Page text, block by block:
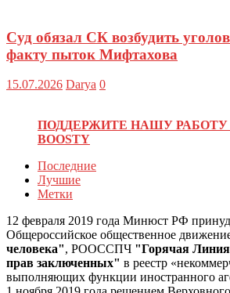
Суд обязал СК возбудить
факту пыток Мифтахова
15.07.2026 Darya 0
ПОДДЕРЖИТЕ НАШУ РАБОТУ
BOOSTY
Последние
Лучшие
Метки
12 февраля 2019 года Минюст РФ
Общероссийское общественное
человека", РООССПЧ "Горячая
прав заключенных" в реестр
выполняющих функции иностранного